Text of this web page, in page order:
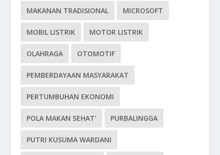
MAKANAN TRADISIONAL MICROSOFT
MOBIL LISTRIK MOTOR LISTRIK
OLAHRAGA OTOMOTIF
PEMBERDAYAAN MASYARAKAT
PERTUMBUHAN EKONOMI
POLA MAKAN SEHAT' PURBALINGGA
PUTRI KUSUMA WARDANI